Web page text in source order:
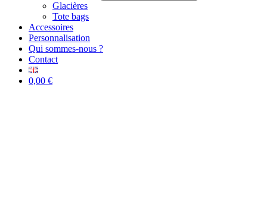
Glacières
Tote bags
Accessoires
Personnalisation
Qui sommes-nous ?
Contact
0,00 €